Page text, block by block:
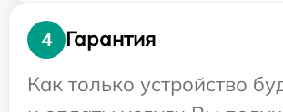
4
Гарантия
Как только устройство